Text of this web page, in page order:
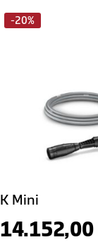
-20%
K Mini
14.152,00